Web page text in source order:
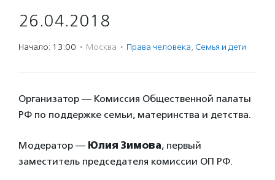
26.04.2018
Начало: 13:00 · Москва · Права человека, Семья и дети
Организатор — Комиссия Общественной палаты
РФ по поддержке семьи, материнства и детства.
Модератор — Юлия Зимова, первый
заместитель председателя комиссии ОП РФ.